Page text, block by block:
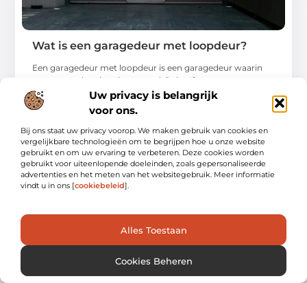
Uw privacy is belangrijk
voor ons.
Bij ons staat uw privacy voorop. We maken gebruik van cookies en
vergelijkbare technologieën om te begrijpen hoe u onze website
gebruikt en om uw ervaring te verbeteren. Deze cookies worden
gebruikt voor uiteenlopende doeleinden, zoals gepersonaliseerde
advertenties en het meten van het websitegebruik. Meer informatie
vindt u in ons [cookiebeleid].
Alles Toestaan
Cookies Beheren
Wat is een garagedeur met loopdeur?
Een garagedeur met loopdeur is een garagedeur waarin
een aparte deur is geïntegreerd. Je hoeft
...